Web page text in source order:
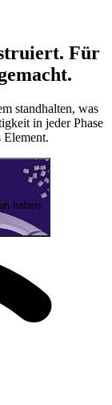
Für
standhalten, was
in jeder Phase
Element.
haben.